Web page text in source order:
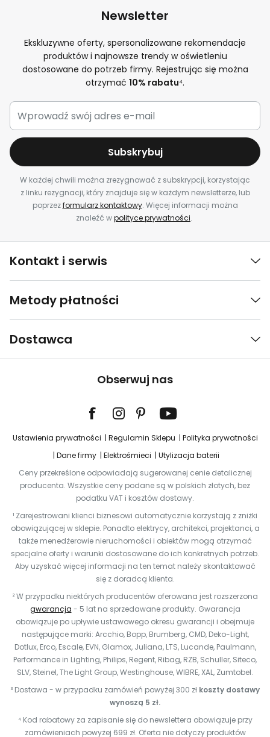
Newsletter
Ekskluzywne oferty, spersonalizowane rekomendacje
produktów i najnowsze trendy w oświetleniu
dostosowane do potrzeb firmy. Rejestrując się można
otrzymać 10% rabatu⁴.
Subskrybuj
W każdej chwili można zrezygnować z subskrypcji, korzystając
z linku rezygnacji, który znajduje się w każdym newsletterze, lub
poprzezformularz kontaktowy. Więcej informacji można
znaleźć wpolityce prywatności.
Kontakt i serwis
Metody płatności
Dostawca
Obserwuj nas
Ustawienia prywatności Regulamin Sklepu
Polityka prywatności
Dane firmy
Elektrośmieci
Utylizacja baterii
Ceny przekreślone odpowiadają sugerowanej cenie detalicznej
producenta. Wszystkie ceny podane są w polskich złotych, bez
podatku VAT i kosztów dostawy.
¹ Zarejestrowani klienci biznesowi automatycznie korzystają z zniżki
obowiązującej w sklepie. Ponadto elektrycy, architekci, projektanci, a
także menedżerowie nieruchomości i obiektów mogą otrzymać
specjalne oferty i warunki dostosowane do ich konkretnych potrzeb.
Aby uzyskać więcej informacji na ten temat należy skontaktować
się z doradcą klienta.
² W przypadku niektórych producentów oferowana jest rozszerzona
gwarancja - 5 lat na sprzedawane produkty. Gwarancja
obowiązuje po upływie ustawowego okresu gwarancji i obejmuje
następujące marki: Arcchio, Bopp, Brumberg, CMD, Deko-Light,
Dotlux, Erco, Escale, EVN, Glamox, Juliana, LTS, Lucande, Paulmann,
Performance in Lighting, Philips, Regent, Ribag, RZB, Schuller, Siteco,
SLV, Steinel, The Light Group, Westinghouse, WIBRE, XAL, Zumtobel.
³ Dostawa - w przypadku zamówień powyżej 300 zł koszty dostawy
wynoszą 5 zł.
⁴ Kod rabatowy za zapisanie się do newslettera obowiązuje przy
zamówieniach powyżej 699 zł. Oferta nie dotyczy produktów